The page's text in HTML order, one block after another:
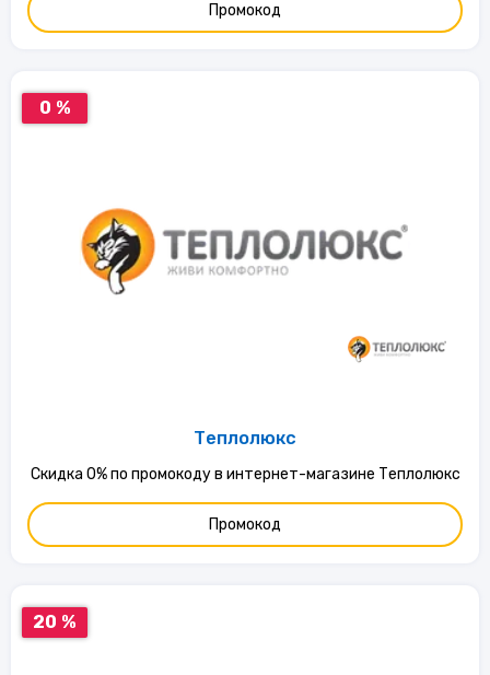
Промокод
0 %
Теплолюкс
Скидка 0% по промокоду в интернет-магазине Теплолюкс
Промокод
20 %